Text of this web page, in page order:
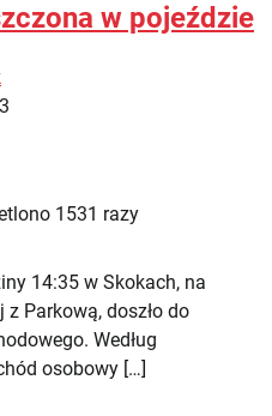
w pojeździe
1531 razy
14:35 w Skokach, na
Parkową, doszło do
Według
osobowy […]